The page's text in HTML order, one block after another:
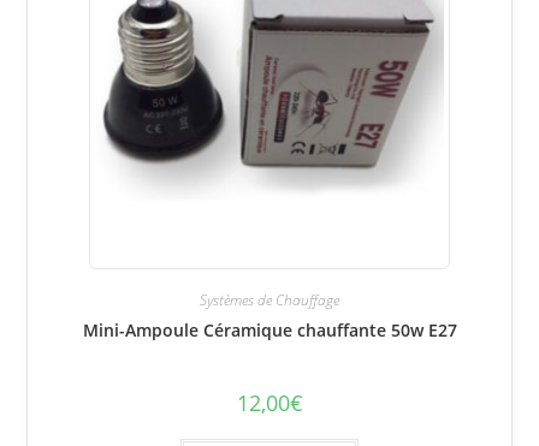
Systèmes de Chauffage
Mini-Ampoule Céramique chauffante 50w E27
12,00€